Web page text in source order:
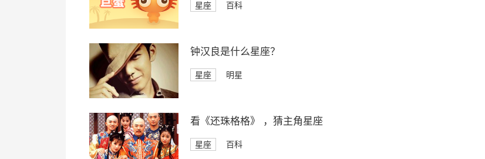
星座 百科
钟汉良是什么星座？
星座 明星
看《还珠格格》 ，猜主角星座
星座 百科